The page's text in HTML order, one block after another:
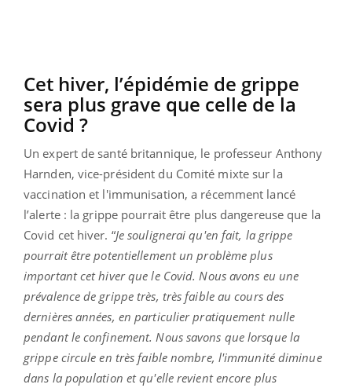
Cet hiver, l’épidémie de grippe
sera plus grave que celle de la
Covid ?
Un expert de santé britannique, le professeur Anthony
Harnden, vice-président du Comité mixte sur la
vaccination et l'immunisation, a récemment lancé
l’alerte : la grippe pourrait être plus dangereuse que la
Covid cet hiver. “Je soulignerai qu'en fait, la grippe
pourrait être potentiellement un problème plus
important cet hiver que le Covid. Nous avons eu une
prévalence de grippe très, très faible au cours des
dernières années, en particulier pratiquement nulle
pendant le confinement. Nous savons que lorsque la
grippe circule en très faible nombre, l'immunité diminue
dans la population et qu'elle revient encore plus